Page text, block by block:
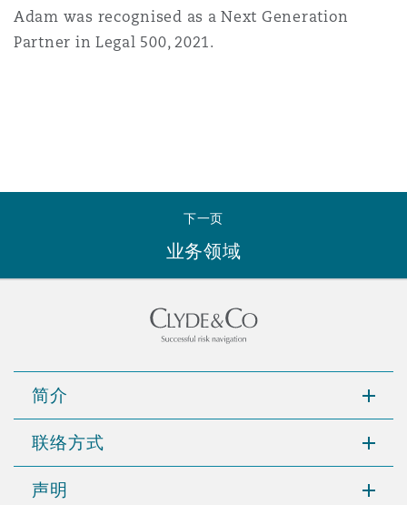
黎
沙
Adam was recognised as a Next Generation
Partner in Legal 500, 2021.
下一页
业务领域
简介
联络方式
声明